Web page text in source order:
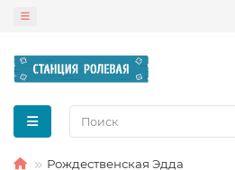
Рождественская Эдда